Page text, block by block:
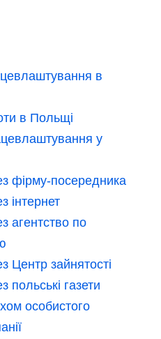
в
в Польщі
у
фірму-посередника
інтернет
агентство по
Центр зайнятості
польські газети
особистого